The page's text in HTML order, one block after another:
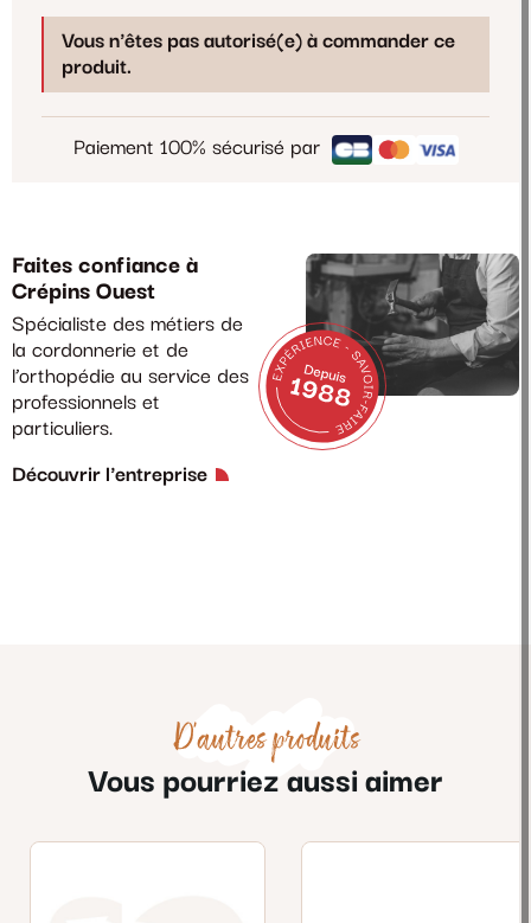
Vous n'êtes pas autorisé(e) à commander ce
produit.
Paiement 100% sécurisé par
Faites confiance à
Crépins Ouest
Spécialiste des métiers de
la cordonnerie et de
l’orthopédie au service des
professionnels et
particuliers.
Découvrir l'entreprise
D'autres produits
Vous pourriez aussi aimer